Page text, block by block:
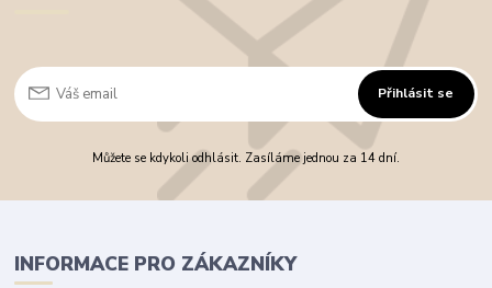
Přihlásit se
Můžete se kdykoli odhlásit. Zasíláme jednou za 14 dní.
INFORMACE PRO ZÁKAZNÍKY